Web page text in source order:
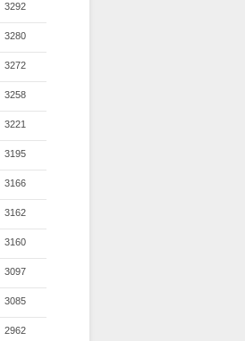
3292
3280
3272
3258
3221
3195
3166
3162
3160
3097
3085
2962